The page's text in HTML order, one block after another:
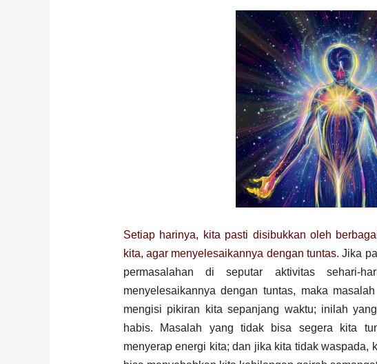
Setiap harinya, kita pasti disibukkan oleh
kita, agar menyelesaikannya dengan tuntas.Jika
permasalahan di seputar aktivitas sehari-
menyelesaikannya dengan tuntas, maka
mengisi pikiran kita sepanjang waktu; inilah
habis. Masalah yang tidak bisa segera kita
menyerap energi kita; dan jika kita tidak waspada,